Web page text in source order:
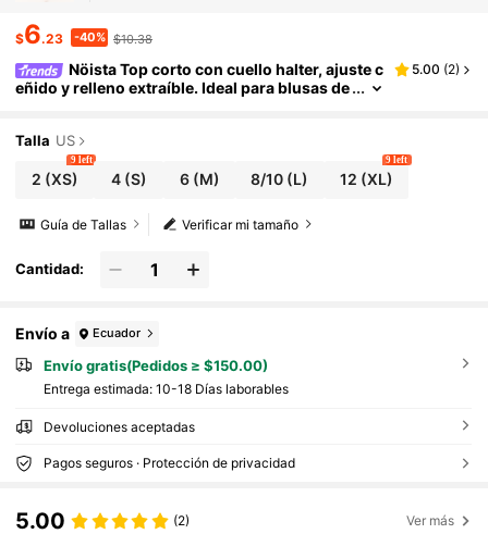
$6.23 -40% $10.38
Nöista Top corto con cuello halter, ajuste c
eñido y relleno extraíble. Ideal para blusas de
5.00 (2)
Talla US
2 (XS)
9 left
4(S) 6(M) 8/10 (L) 12 (XL)
9 left
Verificar mi tamaño
Guía de Tallas
Cantidad:
Envío a Ecuador
Envío gratis(Pedidos ≥ $150.00)
Entrega estimada: 10-18 Días laborables
Devoluciones aceptadas
Pagos seguros · Protección de privacidad
5.00 (2) Ver más